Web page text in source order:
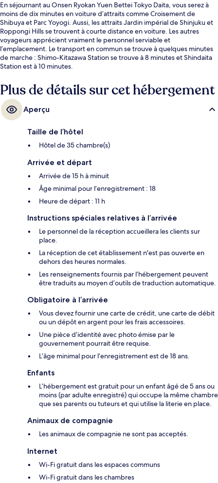
En séjournant au Onsen Ryokan Yuen Bettei Tokyo Daita, vous serez à
moins de dix minutes en voiture d’attraits comme Croisement de
Shibuya et Parc Yoyogi. Aussi, les attraits Jardin impérial de Shinjuku et
Roppongi Hills se trouvent à courte distance en voiture. Les autres
voyageurs apprécient vraiment le personnel serviable et
l’emplacement. Le transport en commun se trouve à quelques minutes
de marche : Shimo-Kitazawa Station se trouve à 8 minutes et Shindaita
Station est à 10 minutes.
Plus de détails sur cet hébergement
Aperçu
Taille de l’hôtel
Hôtel de 35 chambre(s)
Arrivée et départ
Arrivée de 15 h à minuit
Âge minimal pour l’enregistrement : 18
Heure de départ : 11 h
Instructions spéciales relatives à l’arrivée
Le personnel de la réception accueillera les clients sur
place.
La réception de cet établissement n'est pas ouverte en
dehors des heures normales.
Les renseignements fournis par l’hébergement peuvent
être traduits au moyen d’outils de traduction automatique.
Obligatoire à l’arrivée
Vous devez fournir une carte de crédit, une carte de débit
ou un dépôt en argent pour les frais accessoires.
Une pièce d’identité avec photo émise par le
gouvernement pourrait être requise.
L’âge minimal pour l’enregistrement est de 18 ans.
Enfants
L’hébergement est gratuit pour un enfant âgé de 5 ans ou
moins (par adulte enregistré) qui occupe la même chambre
que ses parents ou tuteurs et qui utilise la literie en place.
Animaux de compagnie
Les animaux de compagnie ne sont pas acceptés.
Internet
Wi-Fi gratuit dans les espaces communs
Wi-Fi gratuit dans les chambres